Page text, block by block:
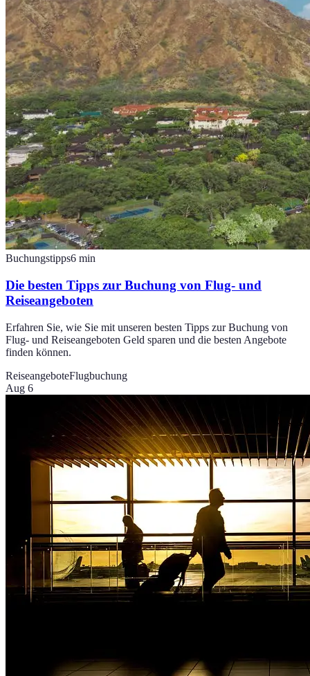
Buchungstipps6 min
Die besten Tipps zur Buchung von Flug- und
Reiseangeboten
Erfahren Sie, wie Sie mit unseren besten Tipps zur Buchung von
Flug- und Reiseangeboten Geld sparen und die besten Angebote
finden können.
ReiseangeboteFlugbuchung
Aug 6